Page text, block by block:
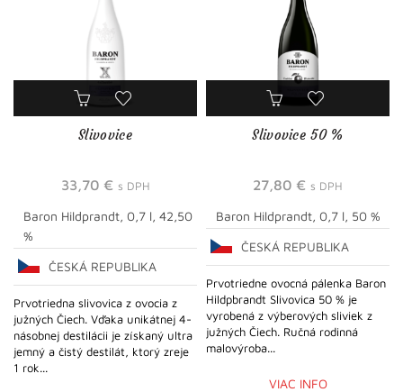
Slivovice
33,70 € s DPH
Baron Hildprandt, 0,7 l, 42,50
%
ČESKÁ REPUBLIKA
Prvotriedna slivovica z ovocia z
južných Čiech. Vďaka unikátnej 4-
násobnej destilácii je získaný ultra
jemný a čistý destilát, ktorý zreje
1 rok...
Slivovice 50 %
27,80 € s DPH
Baron Hildprandt, 0,7 l, 50 %
ČESKÁ REPUBLIKA
Prvotriedne ovocná pálenka Baron
Hildpbrandt Slivovica 50 % je
vyrobená z výberových sliviek z
južných Čiech. Ručná rodinná
malovýroba...
VIAC INFO